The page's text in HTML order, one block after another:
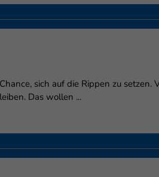
sich auf die Rippen zu setzen.
Das wollen ...